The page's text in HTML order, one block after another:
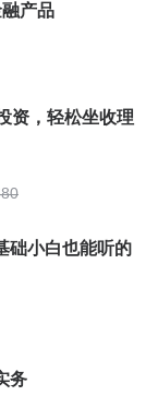
约定的时间进
笔存入款到十年
直到69岁。可
。
资型金融产品
种比较好的遗
受益人。因而，
免了其中可能发
产品
资，轻松坐收理
础小白也能听的
务